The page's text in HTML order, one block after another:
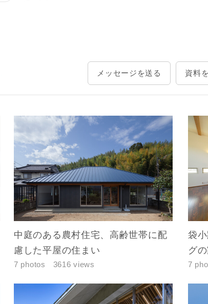
メッセージを送る 資料
中庭のある農村住宅、高齢世帯に配
慮した平屋の住まい
7 photos 3616 views
袋
グ
7
-